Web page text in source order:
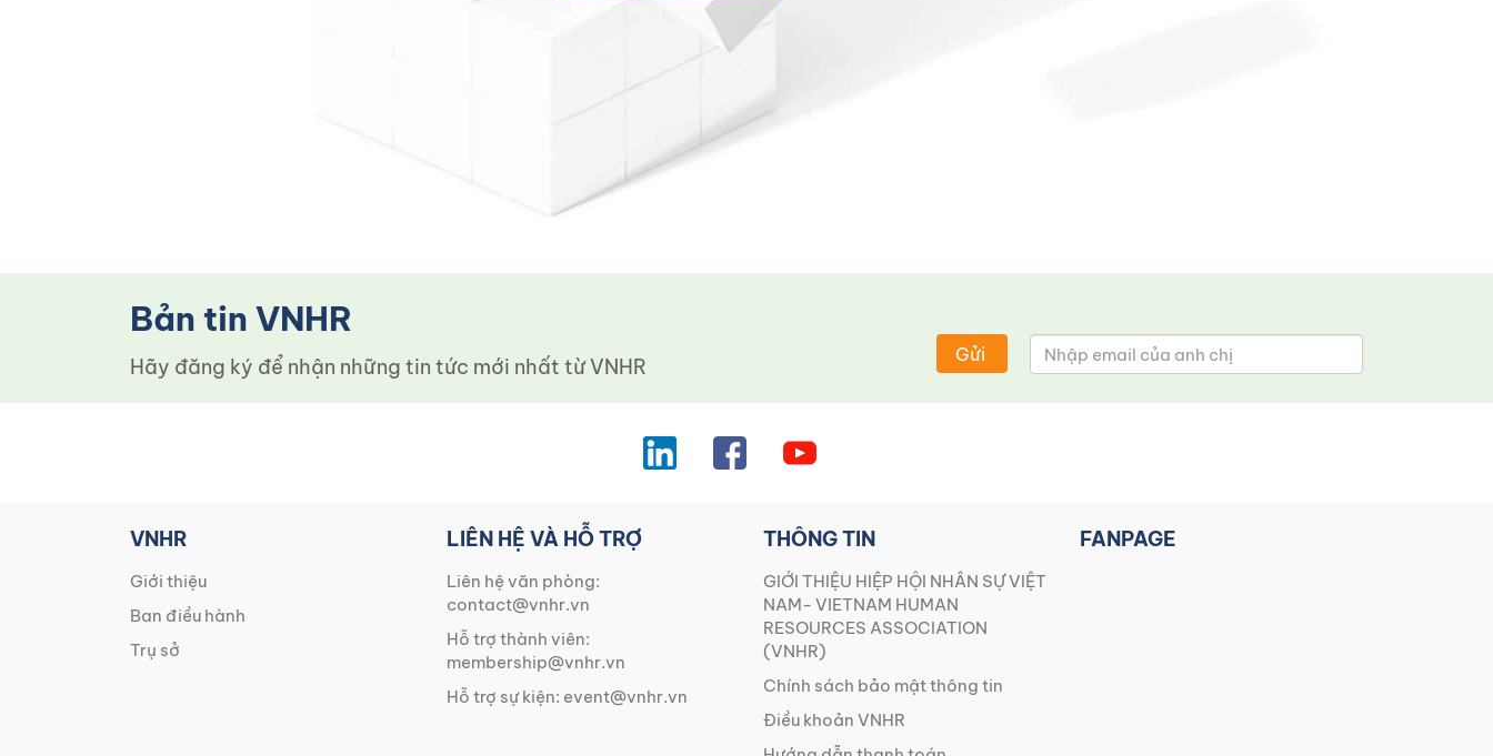
Bản tin VNHR
Hãy đăng ký để nhận những tin tức mới nhất từ ​​VNHR Gửi
VNHR
Giới thiệu
Ban điều hành
Trụ sở
LIÊN HỆ VÀ HỖ TRỢ
Liên hệ văn phòng:
contact@vnhr.vn
Hỗ trợ thành viên:
membership@vnhr.vn
Hỗ trợ sự kiện: event@vnhr.vn
THÔNG TIN
GIỚI THIỆU HIỆP HỘI NHÂN SỰ VIỆT
NAM- VIETNAM HUMAN
RESOURCES ASSOCIATION
(VNHR)
Chính sách bảo mật thông tin
Điều khoản VNHR
FANPAGE